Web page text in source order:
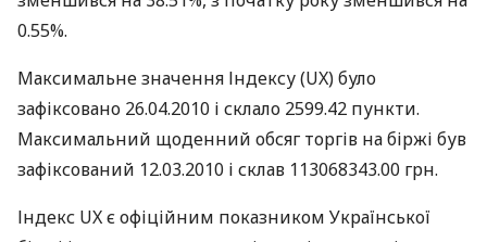
0.55%.
Максимальне значення Індексу (UX) було
зафіксовано 26.04.2010 і склало 2599.42 пункти.
Максимальний щоденний обсяг торгів на біржі був
зафіксований 12.03.2010 і склав 113068343.00 грн.
Індекс UX є офіційним показником Української